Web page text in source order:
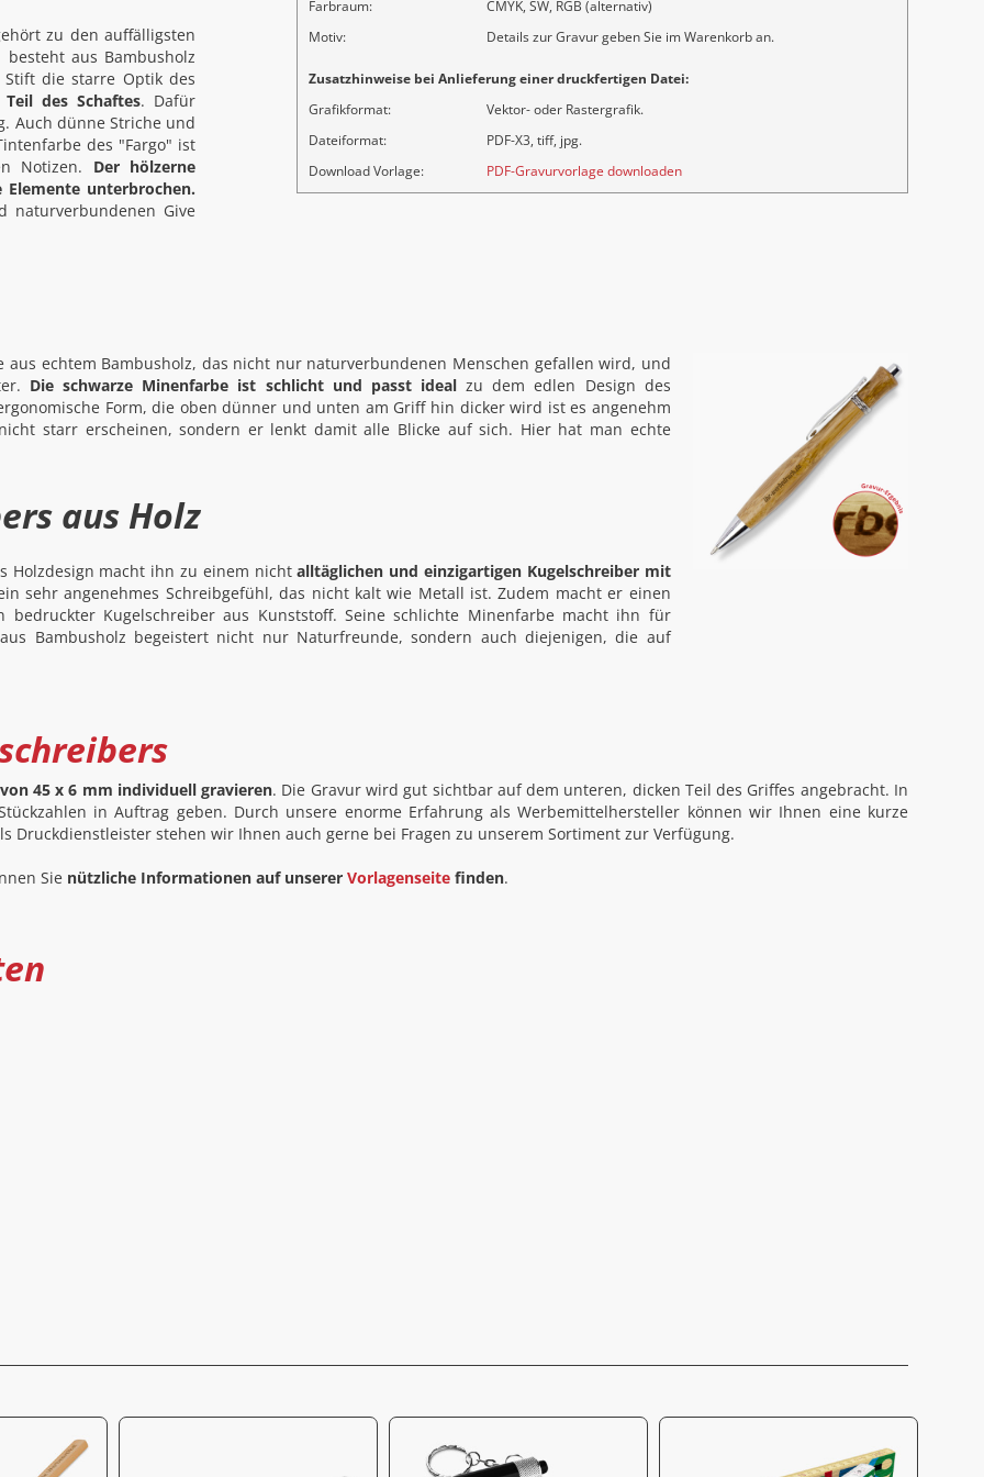
zu den auffälligsten
besteht aus Bambusholz
die starre Optik des
des Schaftes. Dafür
Auch dünne Striche und
des "Fargo" ist
Notizen. Der hölzerne
unterbrochen.
naturverbundenen Give
Farbraum:
CMYK, SW, RGB (alternativ)
Motiv:
Details zur Gravur geben Sie im Warenkorb an.
Zusatzhinweise bei Anlieferung einer druckfertigen Datei:
Grafikformat:
Vektor- oder Rastergrafik.
Dateiformat:
PDF-X3, tiff, jpg.
Download Vorlage:
PDF-Gravurvorlage downloaden
aus echtem Bambusholz, das nicht nur naturverbundenen Menschen gefallen wird, und
Die schwarze Minenfarbe ist schlicht und passt idealzu dem edlen Design des
Form, die oben dünner und unten am Griff hin dicker wird ist es angenehm
starr erscheinen, sondern er lenkt damit alle Blicke auf sich. Hier hat man echte
aus Holz
Holzdesign macht ihn zu einem nichtalltäglichen und einzigartigen Kugelschreiber mit
sehr angenehmes Schreibgefühl, das nicht kalt wie Metall ist. Zudem macht er einen
Kugelschreiber aus Kunststoff. Seine schlichte Minenfarbe macht ihn für
Bambusholz begeistert nicht nur Naturfreunde, sondern auch diejenigen, die auf
45 x 6 mm individuell gravieren. Die Gravur wird gut sichtbar auf dem unteren, dicken Teil des Griffes angebracht. In
in Auftrag geben. Durch unsere enorme Erfahrung als Werbemittelhersteller können wir Ihnen eine kurze
Druckdienstleister stehen wir Ihnen auch gerne bei Fragen zu unserem Sortiment zur Verfügung.
Sie nützliche Informationen auf unserer Vorlagenseite finden.